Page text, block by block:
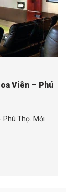
Viên – Phú
Phú Thọ. Mới